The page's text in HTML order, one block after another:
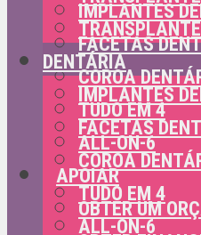
IMPLANTES
FACETAS
COROA
TUDO EM 4
ALL-ON-6
APOIAR
OBTER UM
DENTÁRIA
IMPLANTES
FACETAS
COROA
TUDO EM 4
ALL-ON-6